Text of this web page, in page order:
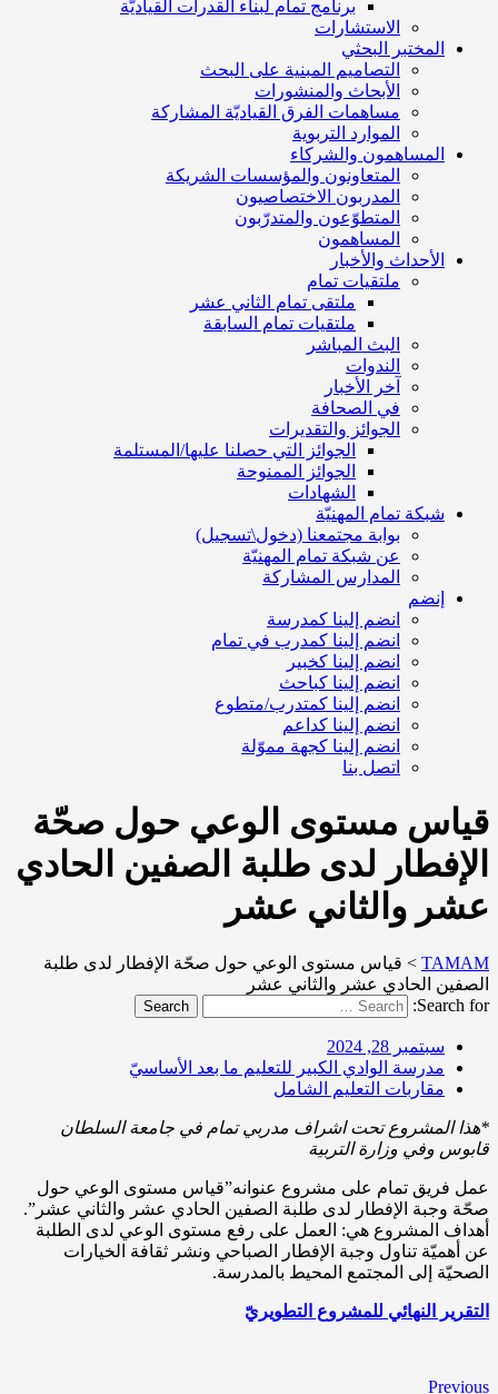
برنامج تمام لبناء القدرات القياديّة
الاستشارات
المختبر البحثي
التصاميم المبنية على البحث
الأبحاث والمنشورات
مساهمات الفرق القياديّة المشاركة
الموارد التربوية
المساهمون والشركاء
المتعاونون والمؤسسات الشريكة
المدربون الاختصاصيون
المتطوّعون والمتدرّبون
المساهمون
الأحداث والأخبار
ملتقيات تمام
ملتقى تمام الثاني عشر
ملتقيات تمام السابقة
البث المباشر
الندوات
آخر الأخبار
في الصحافة
الجوائز والتقديرات
الجوائز التي حصلنا عليها/المستلمة
الجوائز الممنوحة
الشهادات
شبكة تمام المهنيّة
بوابة مجتمعنا (دخول\تسجيل)
عن شبكة تمام المهنيّة
المدارس المشاركة
إنضم
انضم إلينا كمدرسة
انضم إلينا كمدرب في تمام
انضم إلينا كخبير
انضم إلينا كباحث
انضم إلينا كمتدرب/متطوع
انضم إلينا كداعم
انضم إلينا كجهة مموّلة
اتصل بنا
قياس مستوى الوعي حول صحّة
الإفطار لدى طلبة الصفين الحادي
عشر والثاني عشر
TAMAM
> قياس مستوى الوعي حول صحّة الإفطار لدى طلبة
الصفين الحادي عشر والثاني عشر
Search for:
Search
سبتمبر 28, 2024
مدرسة الوادي الكبير للتعليم ما بعد الأساسيّ
مقاربات التعليم الشامل
*هذا المشروع تحت اشراف مدربي تمام في جامعة السلطان
قابوس وفي وزارة التربية
عمل فريق تمام على مشروع عنوانه”قياس مستوى الوعي حول
صحّة وجبة الإفطار لدى طلبة الصفين الحادي عشر والثاني عشر”.
أهداف المشروع هي: العمل على رفع مستوى الوعي لدى الطلبة
عن أهميّة تناول وجبة الإفطار الصباحي ونشر ثقافة الخيارات
الصحيّة إلى المجتمع المحيط بالمدرسة.
التقرير النهائي للمشروع التطويري
Previous